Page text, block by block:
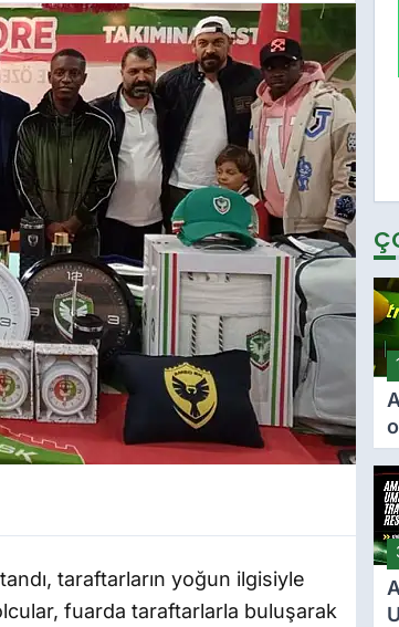
taraftarların yoğun ilgisiyle
fuarda taraftarlarla buluşarak